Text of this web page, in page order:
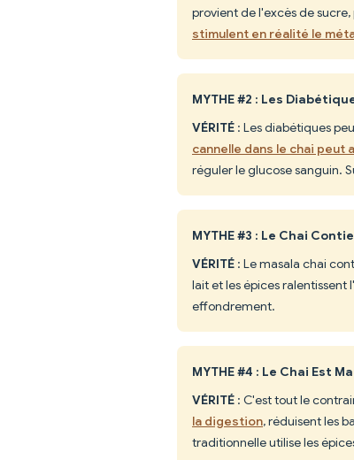
provient de l'excès de
stimulent en réalité le
MYTHE #2 : Les
VÉRITÉ : Les diabétiques
cannelle dans le chai peut
réguler le glucose sanguin.
MYTHE #3 : Le Chai
VÉRITÉ : Le masala chai
lait et les épices ralentissent
effondrement.
MYTHE #4 : Le Chai Est
VÉRITÉ : C'est tout le
la digestion, réduisent les
traditionnelle utilise les